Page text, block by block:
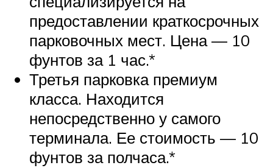
предоставлении краткосрочных
парковочных мест. Цена — 10
фунтов за 1 час.*
Третья парковка премиум
класса. Находится
непосредственно у самого
терминала. Ее стоимость — 10
фунтов за полчаса.*